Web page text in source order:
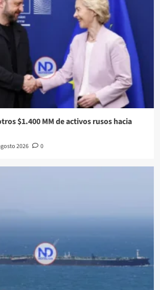
$1.400 MM de activos rusos hacia
2026 0